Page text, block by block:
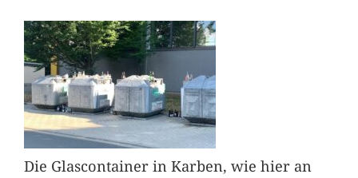
Die Glascontainer in Karben, wie hier an